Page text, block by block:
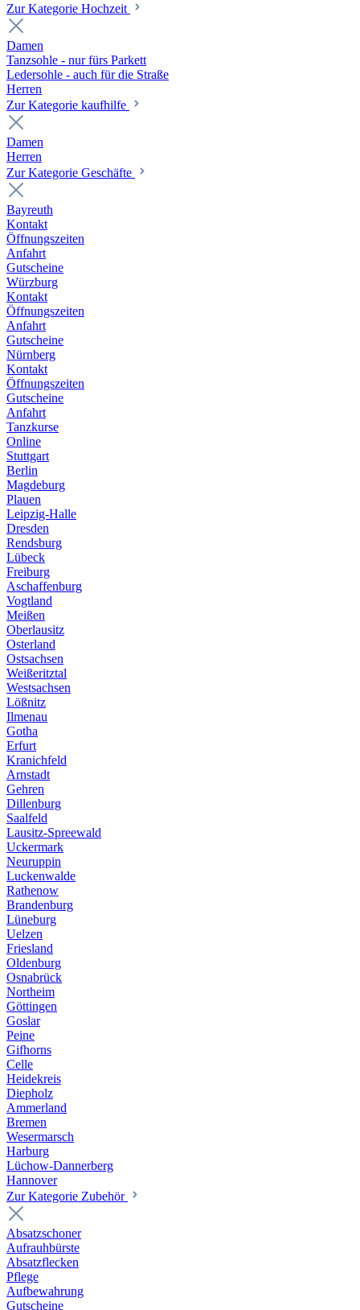
Zur Kategorie Hochzeit
Damen
Tanzsohle - nur fürs Parkett
Ledersohle - auch für die Straße
Herren
Zur Kategorie kaufhilfe
Damen
Herren
Zur Kategorie Geschäfte
Bayreuth
Kontakt
Öffnungszeiten
Anfahrt
Gutscheine
Würzburg
Kontakt
Öffnungszeiten
Anfahrt
Gutscheine
Nürnberg
Kontakt
Öffnungszeiten
Gutscheine
Anfahrt
Tanzkurse
Online
Stuttgart
Berlin
Magdeburg
Plauen
Leipzig-Halle
Dresden
Rendsburg
Lübeck
Freiburg
Aschaffenburg
Vogtland
Meißen
Oberlausitz
Osterland
Ostsachsen
Weißeritztal
Westsachsen
Lößnitz
Ilmenau
Gotha
Erfurt
Kranichfeld
Arnstadt
Gehren
Dillenburg
Saalfeld
Lausitz-Spreewald
Uckermark
Neuruppin
Luckenwalde
Rathenow
Brandenburg
Lüneburg
Uelzen
Friesland
Oldenburg
Osnabrück
Northeim
Göttingen
Goslar
Peine
Gifhorns
Celle
Heidekreis
Diepholz
Ammerland
Bremen
Wesermarsch
Harburg
Lüchow-Dannerberg
Hannover
Zur Kategorie Zubehör
Absatzschoner
Aufrauhbürste
Absatzflecken
Pflege
Aufbewahrung
Gutscheine